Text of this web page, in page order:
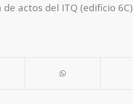
de actos del ITQ (edificio 6C)